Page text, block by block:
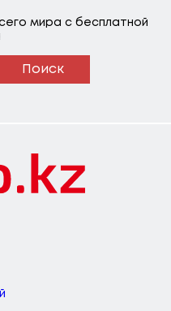
мира с бесплатной
Поиск